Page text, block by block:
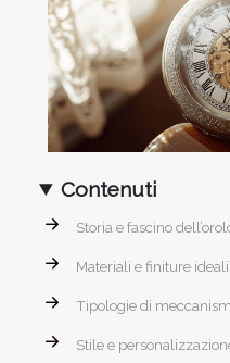
Contenuti
Storia e fascino
Materiali e finiture ideali
Tipologie di
Stile e